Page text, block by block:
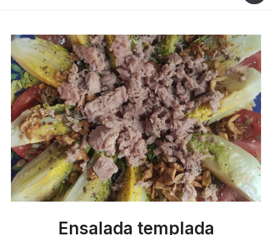
Ensalada templada